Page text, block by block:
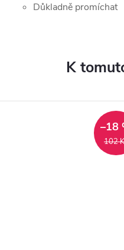
Důkladně promíchat
K
102
–18